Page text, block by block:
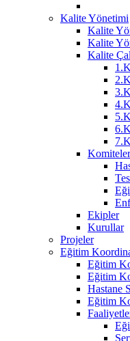
Kalite Yönetimi
Kalite
Kalite
Kalite
Komiteler
Ekipler
Kurullar
Projeler
Eğitim
Eğitim
Eğitim
Hastane
Eğitim